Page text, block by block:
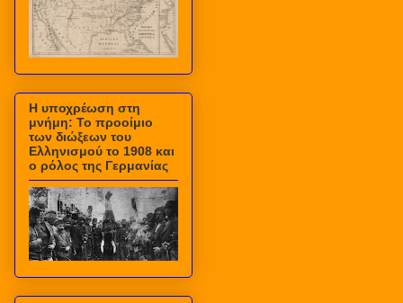
Η υποχρέωση στη
μνήμη: Το προοίμιο
των διώξεων του
Ελληνισμού το 1908 και
ο ρόλος της Γερμανίας